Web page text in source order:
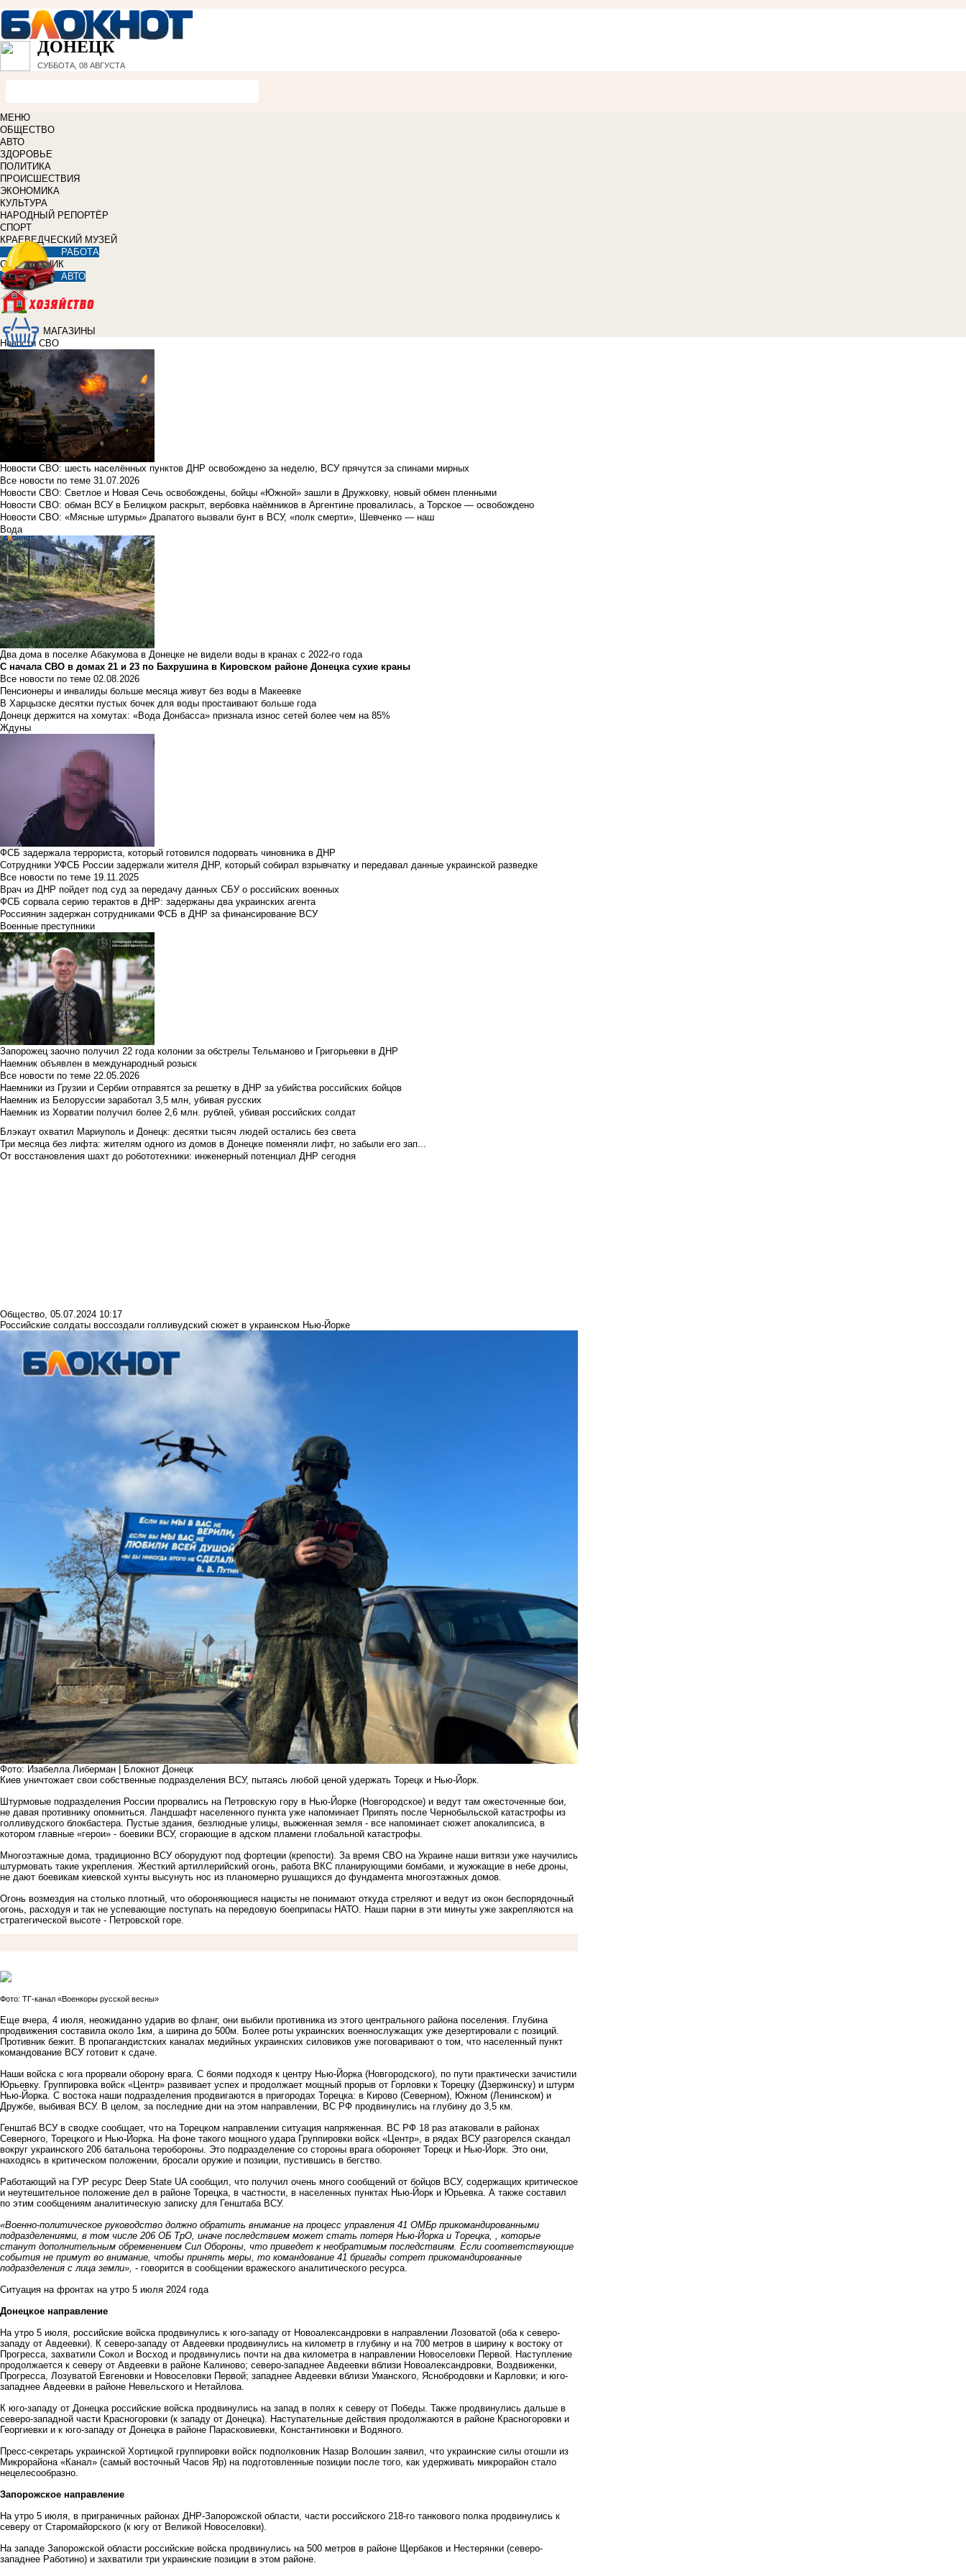
ДОНЕЦК
СУББОТА, 08 АВГУСТА
МЕНЮ
ОБЩЕСТВО
АВТО
ЗДОРОВЬЕ
ПОЛИТИКА
ПРОИСШЕСТВИЯ
ЭКОНОМИКА
КУЛЬТУРА
НАРОДНЫЙ РЕПОРТЁР
СПОРТ
КРАЕВЕДЧЕСКИЙ МУЗЕЙ
РАБОТА
СПРАВОЧНИК
АВТО
МАГАЗИНЫ
Новости СВО
Новости СВО: шесть населённых пунктов ДНР освобождено за неделю, ВСУ прячутся за спинами мирных
Все новости по теме 31.07.2026
Новости СВО: Светлое и Новая Сечь освобождены, бойцы «Южной» зашли в Дружковку, новый обмен пленными
Новости СВО: обман ВСУ в Белицком раскрыт, вербовка наёмников в Аргентине провалилась, а Торское — освобождено
Новости СВО: «Мясные штурмы» Драпатого вызвали бунт в ВСУ, «полк смерти», Шевченко — наш
Вода
Два дома в поселке Абакумова в Донецке не видели воды в кранах с 2022-го года
С начала СВО в домах 21 и 23 по Бахрушина в Кировском районе Донецка сухие краны
Все новости по теме 02.08.2026
Пенсионеры и инвалиды больше месяца живут без воды в Макеевке
В Харцызске десятки пустых бочек для воды простаивают больше года
Донецк держится на хомутах: «Вода Донбасса» признала износ сетей более чем на 85%
Ждуны
ФСБ задержала террориста, который готовился подорвать чиновника в ДНР
Сотрудники УФСБ России задержали жителя ДНР, который собирал взрывчатку и передавал данные украинской разведке
Все новости по теме 19.11.2025
Врач из ДНР пойдет под суд за передачу данных СБУ о российских военных
ФСБ сорвала серию терактов в ДНР: задержаны два украинских агента
Россиянин задержан сотрудниками ФСБ в ДНР за финансирование ВСУ
Военные преступники
Запорожец заочно получил 22 года колонии за обстрелы Тельманово и Григорьевки в ДНР
Наемник объявлен в международный розыск
Все новости по теме 22.05.2026
Наемники из Грузии и Сербии отправятся за решетку в ДНР за убийства российских бойцов
Наемник из Белоруссии заработал 3,5 млн, убивая русских
Наемник из Хорватии получил более 2,6 млн. рублей, убивая российских солдат
Блэкаут охватил Мариуполь и Донецк: десятки тысяч людей остались без света
Три месяца без лифта: жителям одного из домов в Донецке поменяли лифт, но забыли его зап...
От восстановления шахт до робототехники: инженерный потенциал ДНР сегодня
Общество 05.07.2024 10:17
Российские солдаты воссоздали голливудский сюжет в украинском Нью-Йорке
Фото: Изабелла Либерман | Блокнот Донецк
Киев уничтожает свои собственные подразделения ВСУ, пытаясь любой ценой удержать Торецк и Нью-Йорк.
Штурмовые подразделения России прорвались на Петровскую гору в Нью-Йорке (Новгородское) и ведут там ожесточенные бои,
не давая противнику опомниться. Ландшафт населенного пункта уже напоминает Припять после Чернобыльской катастрофы из
голливудского блокбастера. Пустые здания, безлюдные улицы, выжженная земля - все напоминает сюжет апокалипсиса, в
котором главные «герои» - боевики ВСУ, сгорающие в адском пламени глобальной катастрофы.
Многоэтажные дома, традиционно ВСУ оборудуют под фортеции (крепости). За время СВО на Украине наши витязи уже научились
штурмовать такие укрепления. Жесткий артиллерийский огонь, работа ВКС планирующими бомбами, и жужжащие в небе дроны,
не дают боевикам киевской хунты высунуть нос из планомерно рушащихся до фундамента многоэтажных домов.
Огонь возмездия на столько плотный, что обороняющиеся нацисты не понимают откуда стреляют и ведут из окон беспорядочный
огонь, расходуя и так не успевающие поступать на передовую боеприпасы НАТО. Наши парни в эти минуты уже закрепляются на
стратегической высоте - Петровской горе.
Фото: ТГ-канал «Военкоры русской весны»
Еще вчера, 4 июля, неожиданно ударив во фланг, они выбили противника из этого центрального района поселения. Глубина
продвижения составила около 1км, а ширина до 500м. Более роты украинских военнослужащих уже дезертировали с позиций.
Противник бежит. В пропагандистских каналах медийных украинских силовиков уже поговаривают о том, что населенный пункт
командование ВСУ готовит к сдаче.
Наши войска с юга прорвали оборону врага. С боями подходя к центру Нью-Йорка (Новгородского), по пути практически зачистили
Юрьевку. Группировка войск «Центр» развивает успех и продолжает мощный прорыв от Горловки к Торецку (Дзержинску) и штурм
Нью-Йорка. С востока наши подразделения продвигаются в пригородах Торецка: в Кирово (Северном), Южном (Ленинском) и
Дружбе, выбивая ВСУ. В целом, за последние дни на этом направлении, ВС РФ продвинулись на глубину до 3,5 км.
Генштаб ВСУ в сводке сообщает, что на Торецком направлении ситуация напряженная. ВС РФ 18 раз атаковали в районах
Северного, Торецкого и Нью-Йорка. На фоне такого мощного удара Группировки войск «Центр», в рядах ВСУ разгорелся скандал
вокруг украинского 206 батальона теробороны. Это подразделение со стороны врага обороняет Торецк и Нью-Йорк. Это они,
находясь в критическом положении, бросали оружие и позиции, пустившись в бегство.
Работающий на ГУР ресурс Deep State UA сообщил, что получил очень много сообщений от бойцов ВСУ, содержащих критическое
и неутешительное положение дел в районе Торецка, в частности, в населенных пунктах Нью-Йорк и Юрьевка. А также составил
по этим сообщениям аналитическую записку для Генштаба ВСУ.
«Военно-политическое руководство должно обратить внимание на процесс управления 41 ОМБр прикомандированными
подразделениями, в том числе 206 ОБ ТрО, иначе последствием может стать потеря Нью-Йорка и Торецка, , которые
станут дополнительным обременением Сил Обороны, что приведет к необратимым последствиям. Если соответствующие
события не примут во внимание, чтобы принять меры, то командование 41 бригады сотрет прикомандированные
подразделения с лица земли», - говорится в сообщении вражеского аналитического ресурса.
Ситуация на фронтах на утро 5 июля 2024 года
Донецкое направление
На утро 5 июля, российские войска продвинулись к юго-западу от Новоалександровки в направлении Лозоватой (оба к северо-
западу от Авдеевки). К северо-западу от Авдеевки продвинулись на километр в глубину и на 700 метров в ширину к востоку от
Прогресса, захватили Сокол и Восход и продвинулись почти на два километра в направлении Новоселовки Первой. Наступление
продолжается к северу от Авдеевки в районе Калиново; северо-западнее Авдеевки вблизи Новоалександровки, Воздвиженки,
Прогресса, Лозуватой Евгеновки и Новоселовки Первой; западнее Авдеевки вблизи Уманского, Яснобродовки и Карловки; и юго-
западнее Авдеевки в районе Невельского и Нетайлова.
К юго-западу от Донецка российские войска продвинулись на запад в полях к северу от Победы. Также продвинулись дальше в
северо-западной части Красногоровки (к западу от Донецка). Наступательные действия продолжаются в районе Красногоровки и
Георгиевки и к юго-западу от Донецка в районе Парасковиевки, Константиновки и Водяного.
Пресс-секретарь украинской Хортицкой группировки войск подполковник Назар Волошин заявил, что украинские силы отошли из
Микрорайона «Канал» (самый восточный Часов Яр) на подготовленные позиции после того, как удерживать микрорайон стало
нецелесообразно.
Запорожское направление
На утро 5 июля, в приграничных районах ДНР-Запорожской области, части российского 218-го танкового полка продвинулись к
северу от Старомайорского (к югу от Великой Новоселовки).
На западе Запорожской области российские войска продвинулись на 500 метров в районе Щербаков и Нестерянки (северо-
западнее Работино) и захватили три украинские позиции в этом районе.